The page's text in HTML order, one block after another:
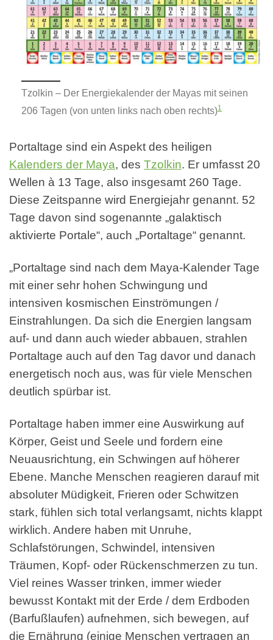
Tzolkin – Der Energiekalender der Mayas mit seinen
206 Tagen (von unten links nach oben rechts)1
Portaltage sind ein Aspekt des heiligen
Kalenders der Maya, des Tzolkin. Er umfasst 20
Wellen à 13 Tage, also insgesamt 260 Tage.
Diese Zeitspanne wird Energiejahr genannt. 52
Tage davon sind sogenannte „galaktisch
aktivierte Portale“, auch „Portaltage“ genannt.
„Portaltage sind nach dem Maya-Kalender Tage
mit einer sehr hohen Schwingung und
intensiven kosmischen Einströmungen /
Einstrahlungen. Da sich die Energien langsam
auf- und dann auch wieder abbauen, strahlen
Portaltage auch auf den Tag davor und danach
energetisch noch aus, was für viele Menschen
deutlich spürbar ist.
Portaltage haben immer eine Auswirkung auf
Körper, Geist und Seele und fordern eine
Neuausrichtung, ein Schwingen auf höherer
Ebene. Manche Menschen reagieren darauf mit
absoluter Müdigkeit, Frieren oder Schwitzen
stark, fühlen sich total verlangsamt, nichts klappt
wirklich. Andere haben mit Unruhe,
Schlafstörungen, Schwindel, intensiven
Träumen, Kopf- oder Rückenschmerzen zu tun.
Viel reines Wasser trinken, immer wieder
bewusst Kontakt mit der Erde / dem Erdboden
(Barfußlaufen) aufnehmen, sich bewegen, auf
die Ernährung (einige Menschen vertragen an